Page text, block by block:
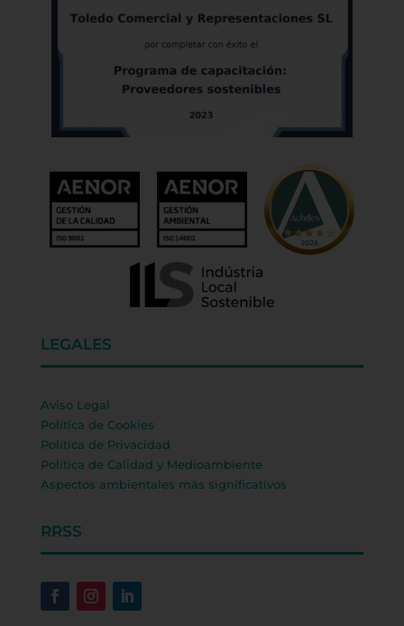
LEGALES
Aviso Legal
Política de Cookies
Política de Privacidad
Política de Calidad y Medioambiente
Aspectos ambientales más significativos
RRSS